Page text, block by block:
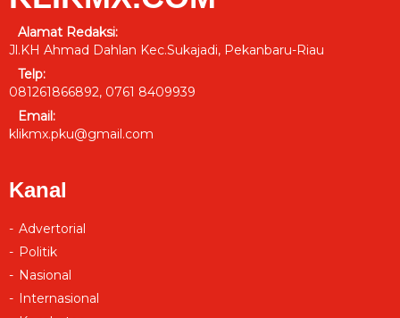
Alamat Redaksi:
Jl.KH Ahmad Dahlan Kec.Sukajadi, Pekanbaru-Riau
Telp:
081261866892, 0761 8409939
Email:
klikmx.pku@gmail.com
Kanal
Advertorial
Politik
Nasional
Internasional